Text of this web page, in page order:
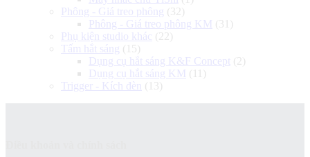
Phông - Giá treo phông (32)
Phông - Giá treo phông KM (31)
Phụ kiện studio khác (22)
Tấm hắt sáng (15)
Dụng cụ hắt sáng K&F Concept (2)
Dụng cụ hắt sáng KM (11)
Trigger - Kích đèn
(13)